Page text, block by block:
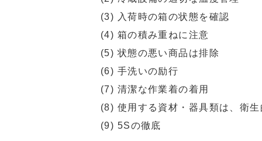
(3) 入荷時の箱の状態を確認
(4) 箱の積み重ねに注意
(5) 状態の悪い商品は排除
(6) 手洗いの励行
(7) 清潔な作業着の着用
(8) 使用する資材・器具類は、衛生
(9) 5Sの徹底